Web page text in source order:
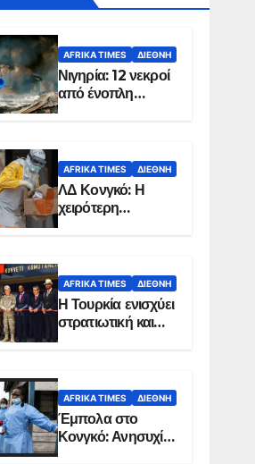
AFRIKA TIMES ΔΙΕΘΝΉ
Νιγηρία: 12 νεκροί
από ένοπλη
επίθεση σε χωριό
AFRIKA TIMES ΔΙΕΘΝΉ
ΛΔ Κονγκό: Η
χειρότερη
επιδημία Έμπολα
χώρας
AFRIKA TIMES ΔΙΕΘΝΉ
Η Τουρκία ενισχύει
στρατιωτική και
ενεργειακή
Σομαλία
AFRIKA TIMES ΔΙΕΘΝΉ
Έμπολα στο
Κονγκό: Ανησυχία
για τη μεγάλη